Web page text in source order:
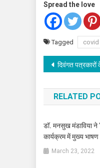
Spread the love
Tagged covid
Post
दिवंगत पत्रकारों के परिजनों को मिलेगी 5-
RELATED
डॉ. मनसुख मंडाविया ने
कार्यक्रम में मुख्य भाषण
March 23, 2022